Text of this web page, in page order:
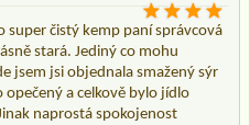
super čistý kemp paní správcová
stará. Jediný co mohu
jsem jsi objednala smažený sýr
a celkově bylo jídlo
naprostá spokojenost